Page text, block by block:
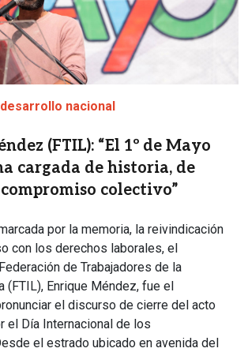
nacional
(FTIL): “El 1º de Mayo
cargada de historia, de
colectivo”
por la memoria, la reivindicación
con los derechos laborales, el
de Trabajadores de la
(FTIL), Enrique Méndez, fue el
el discurso de cierre del acto
el Día Internacional de los
el estrado ubicado en avenida del